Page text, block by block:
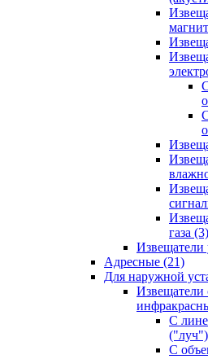
газа (3)
Извещатели
Адресные (21)
Для наружной
Извещатели
С
("луч")
С